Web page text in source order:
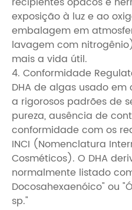
exposição à luz e ao
embalagem em
lavagem com
mais a vida útil.
4. Conformidade
DHA de algas usado
a rigorosos padrões de
pureza, ausência de
conformidade com os
INCI (Nomenclatura
Cosméticos). O DHA
normalmente listado
Docosahexaenóico" ou
sp."